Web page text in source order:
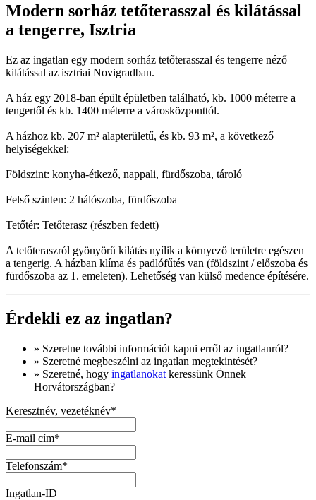
Modern sorház tetőterasszal és kilátással
a tengerre, Isztria
Ez az ingatlan egy modern sorház tetőterasszal és tengerre néző
kilátással az isztriai Novigradban.
A ház egy 2018-ban épült épületben található, kb. 1000 méterre a
tengertől és kb. 1400 méterre a városközponttól.
A házhoz kb. 207 m² alapterületű, és kb. 93 m², a következő
helyiségekkel:
Földszint: konyha-étkező, nappali, fürdőszoba, tároló
Felső szinten: 2 hálószoba, fürdőszoba
Tetőtér: Tetőterasz (részben fedett)
A tetőteraszról gyönyörű kilátás nyílik a környező területre egészen
a tengerig. A házban klíma és padlófűtés van (földszint / előszoba és
fürdőszoba az 1. emeleten). Lehetőség van külső medence építésére.
Érdekli ez az ingatlan?
» Szeretne további információt kapni erről az ingatlanról?
» Szeretné megbeszélni az ingatlan megtekintését?
» Szeretné, hogy ingatlanokat keressünk Önnek
Horvátországban?
Keresztnév, vezetéknév*
E-mail cím*
Telefonszám*
Ingatlan-ID